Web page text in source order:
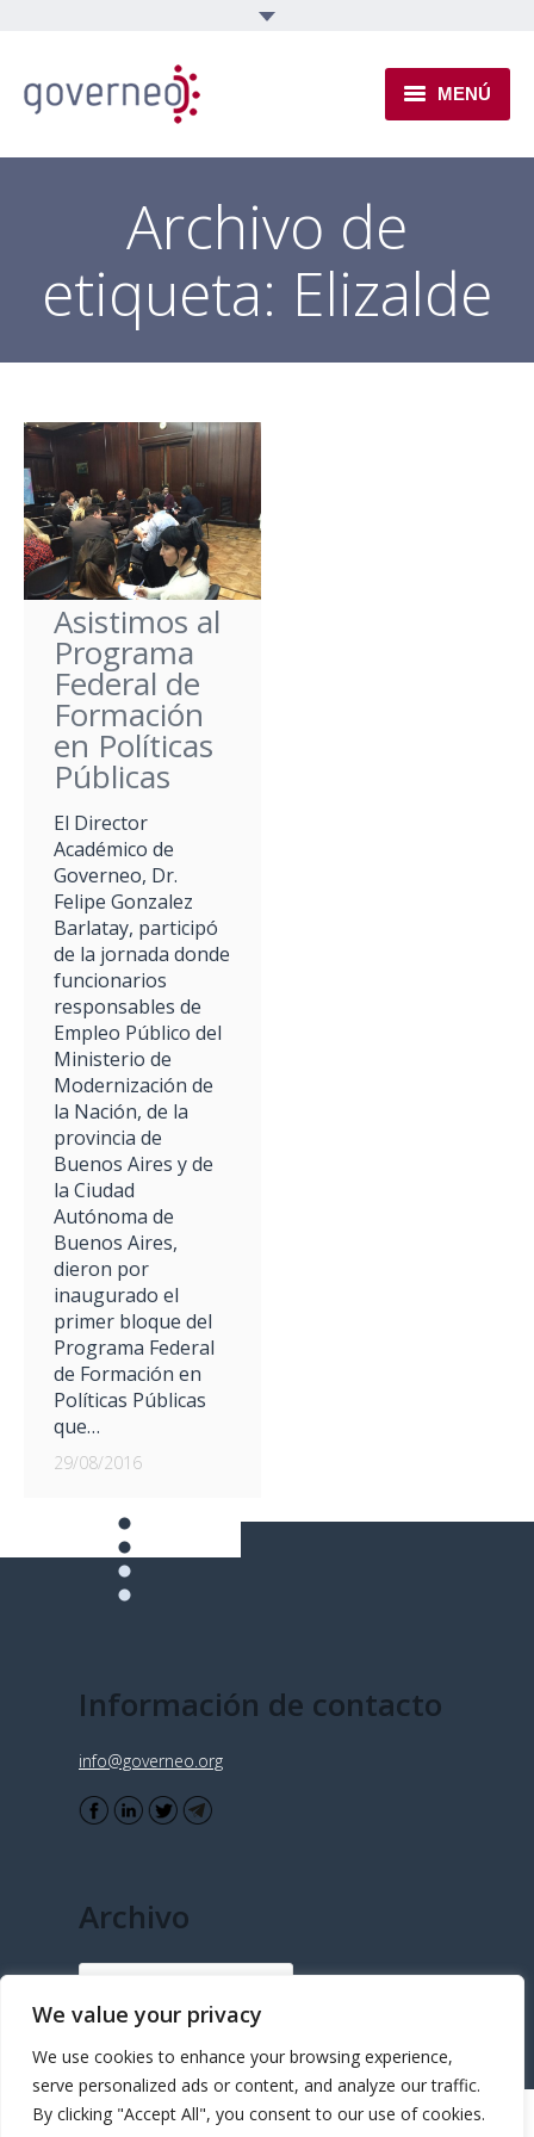
We value your privacy
We use cookies to enhance your browsing experience,
serve personalized ads or content, and analyze our traffic.
By clicking "Accept All", you consent to our use of cookies.
MENÚ
INSTITUCIONAL
EJES TEMÁTICOS
NOVEDADES
Archivo de
etiqueta: Elizalde
Asistimos al
Programa
Federal de
Formación
en Políticas
Públicas
El Director
Académico de
Governeo, Dr.
Felipe Gonzalez
Barlatay, participó
de la jornada donde
funcionarios
responsables de
Empleo Público del
Ministerio de
Modernización de
la Nación, de la
provincia de
Buenos Aires y de
la Ciudad
Autónoma de
Buenos Aires,
dieron por
inaugurado el
primer bloque del
Programa Federal
de Formación en
Políticas Públicas
que…
29/08/2016
Información de contacto
info@governeo.org
Archivo
Archivo